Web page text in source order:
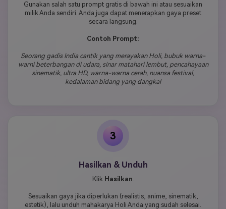
Gunakan salah satu prompt gratis di bawah ini atau sesuaikan
milik Anda sendiri. Anda juga dapat menerapkan gaya preset
secara langsung.
Contoh Prompt:
Seorang gadis India cantik yang merayakan Holi, bubuk warna-
warni beterbangan di udara, sinar matahari lembut, pencahayaan
sinematik, ultra HD, warna-warna cerah, nuansa festival,
kedalaman bidang yang dangkal
3
Hasilkan & Unduh
Klik Hasilkan
Sesuaikan gaya jika diperlukan (realistis, anime, sinematik,
estetik), lalu unduh mahakarya Holi Anda yang sudah selesai.